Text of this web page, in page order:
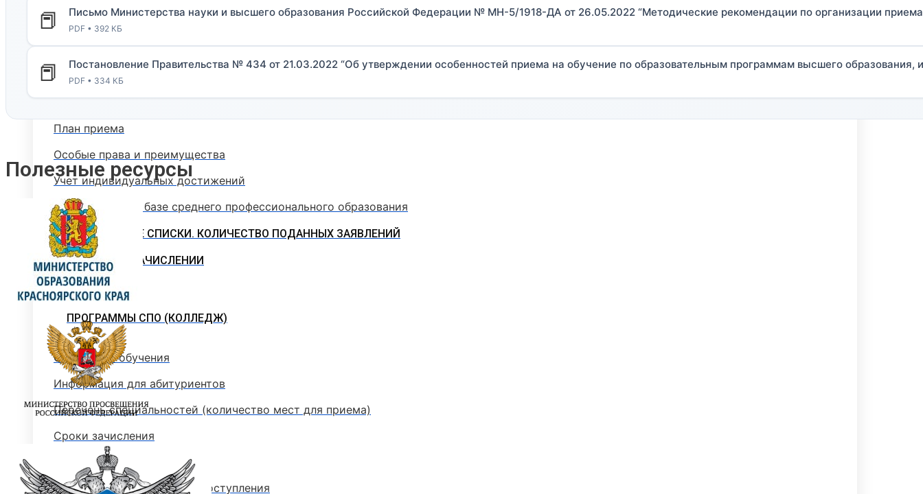
Сроки подачи документов
Программы вступительных испытаний
Основные сведения о ЕГЭ
План приема
Особые права и преимущества
Учет индивидуальных достижений
Поступление на базе среднего профессионального образования
РЕЙТИНГОВЫЕ СПИСКИ. КОЛИЧЕСТВО ПОДАННЫХ ЗАЯВЛЕНИЙ
ПРИКАЗЫ О ЗАЧИСЛЕНИИ
ПРОГРАММЫ СПО (КОЛЛЕДЖ)
Стоимость обучения
Информация для абитуриентов
Перечень специальностей (количество мест для приема)
Сроки зачисления
Сроки подачи документов
Перечень документов для поступления
📕 Письмо Министерства науки и высшего образования Российской Федерации № МН-5/1918-ДА от 26.05.2022 “Методические рекомендации по организации
PDF • 392 КБ
📕 Постановление Правительства № 434 от 21.03.2022 “Об утверждении особенностей приема на обучение по образовательным программам высшего
PDF • 334 КБ
Полезные ресурсы